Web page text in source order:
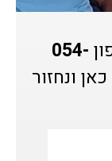
054-
ונחזור